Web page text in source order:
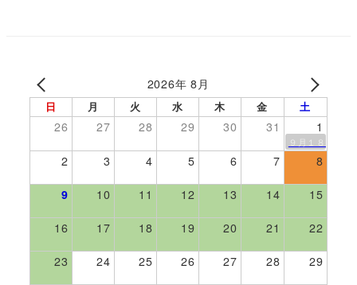
2026年 8月
日 月 火 水 木 金 土
26 27 28 29 30 31 1
９月１８日伊
2 3 4 5 6 7 8
9 10 11 12 13 14 15
16 17 18 19 20 21 22
23 24 25 26 27 28 29